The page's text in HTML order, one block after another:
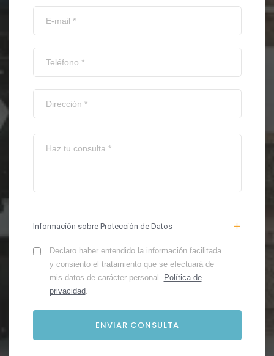
Información sobre Protección de Datos
Declaro haber entendido la información facilitada
y consiento el tratamiento que se efectuará de
mis datos de carácter personal. Política de
privacidad.